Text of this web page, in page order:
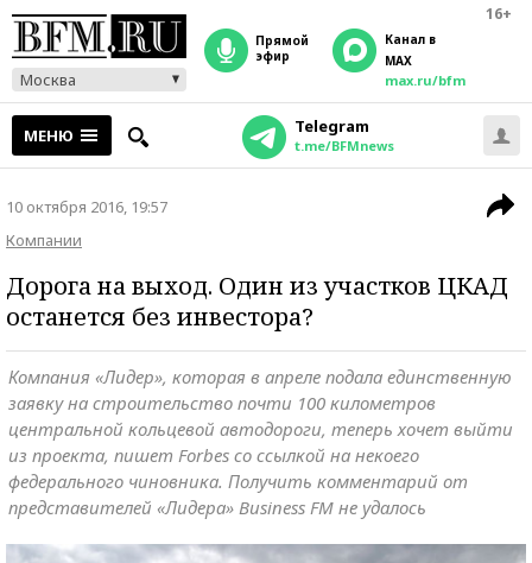
16+
Москва
прямой
эфир
Канал в
MAX
max.ru/bfm
МЕНЮ Telegram
t.me/BFMnews
10 октября 2016, 19:57
Компании
Дорога на выход. Один из участков ЦКАД
останется без инвестора?
Компания «Лидер», которая в апреле подала единственную
заявку на строительство почти 100 километров
центральной кольцевой автодороги, теперь хочет выйти
из проекта, пишет Forbes со ссылкой на некоего
федерального чиновника. Получить комментарий от
представителей «Лидера» Business FM не удалось